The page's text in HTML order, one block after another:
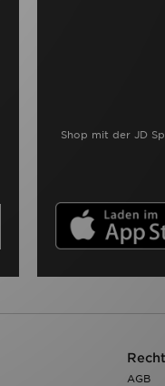
Shop mit der JD
AGB